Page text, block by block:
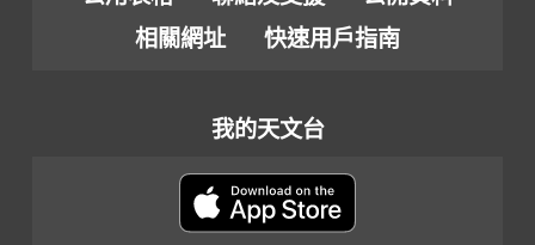
相關網址
快速用戶指南
我的天文台